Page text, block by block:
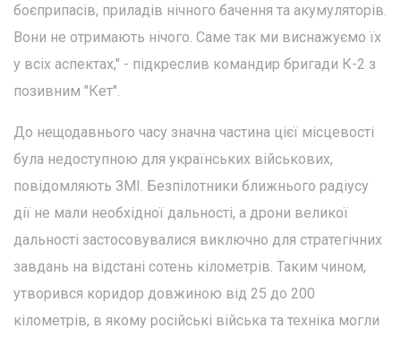
боєприпасів, приладів нічного бачення та акумуляторів.
Вони не отримають нічого. Саме так ми виснажуємо їх
у всіх аспектах," - підкреслив командир бригади К-2 з
позивним "Кет".
До нещодавнього часу значна частина цієї місцевості
була недоступною для українських військових,
повідомляють ЗМІ. Безпілотники ближнього радіусу
дії не мали необхідної дальності, а дрони великої
дальності застосовувалися виключно для стратегічних
завдань на відстані сотень кілометрів. Таким чином,
утворився коридор довжиною від 25 до 200
кілометрів, в якому російські війська та техніка могли